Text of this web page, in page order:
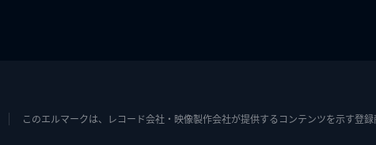
このエルマークは、レコード会社・映像製作会社が提供するコンテンツを示す登